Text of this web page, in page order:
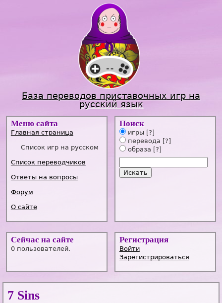
Jump to navigation
База переводов приставочных игр на
русский язык
Меню сайта
Главная страница
Список игр на русском
Список переводчиков
Ответы на вопросы
Форум
О сайте
Поиск
игры [?]
перевода [?]
образа [?]
Сейчас на сайте
0 пользователей.
Регистрация
Войти
Зарегистрироваться
7 Sins